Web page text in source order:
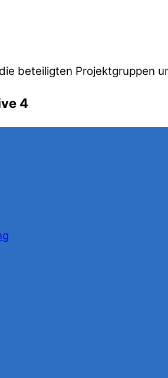
beteiligten Projektgruppen
4